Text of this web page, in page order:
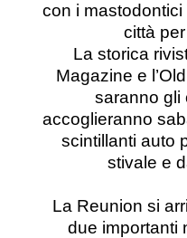
con i
città
La storica
Magazine e
saranno gli
accoglieranno
scintillanti auto
stivale e
La Reunion si
due importanti